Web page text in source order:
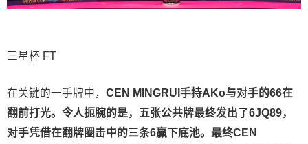
三星杯 FT
在关键的一手牌中， CEN MINGRUI手持AKo与对手的66在
翻前打光。令人扼腕的是，五张公共牌最终发出了6JQ89，
对手凭借在翻牌圈击中的三条6赢下底池。最终CEN